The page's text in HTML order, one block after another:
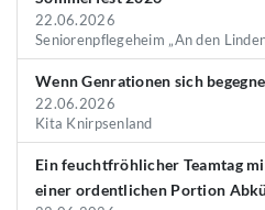
22.06.2026
Seniorenpflegeheim „An den
Wenn Genrationen sich
22.06.2026
Kita Knirpsenland
Ein feuchtfröhlicher Teamtag
einer ordentlichen Portion